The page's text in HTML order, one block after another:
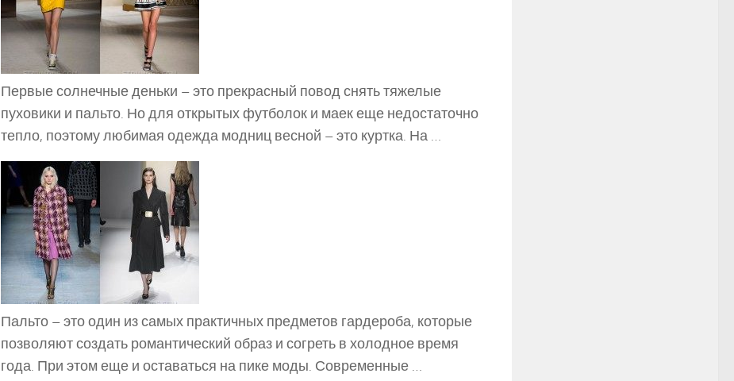
Первые солнечные деньки – это прекрасный повод снять тяжелые
пуховики и пальто. Но для открытых футболок и маек еще недостаточно
тепло, поэтому любимая одежда модниц весной – это куртка. На …
Пальто – это один из самых практичных предметов гардероба, которые
позволяют создать романтический образ и согреть в холодное время
года. При этом еще и оставаться на пике моды. Современные …